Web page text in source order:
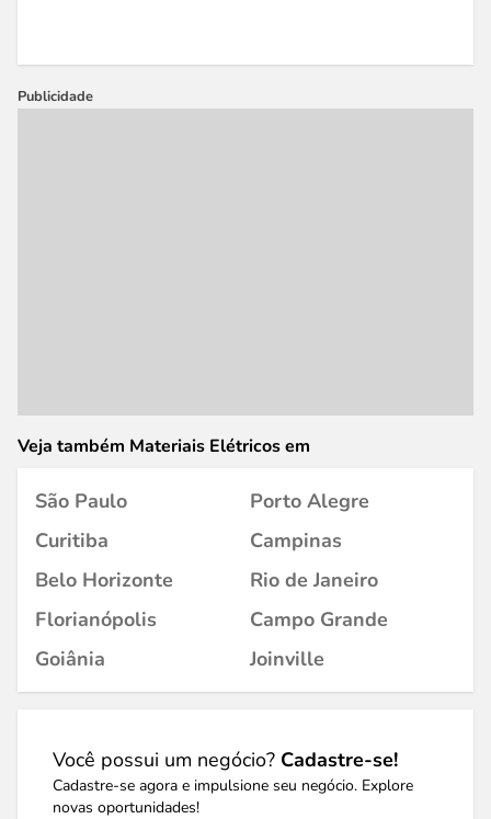
Publicidade
Veja também Materiais Elétricos em
São Paulo
Porto Alegre
Curitiba
Campinas
Belo Horizonte
Rio de Janeiro
Florianópolis
Campo Grande
Goiânia
Joinville
Você possui um negócio? Cadastre-se!
Cadastre-se agora e impulsione seu negócio. Explore
novas oportunidades!